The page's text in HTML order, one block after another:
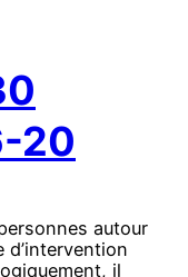
20
autour
d’intervention
il